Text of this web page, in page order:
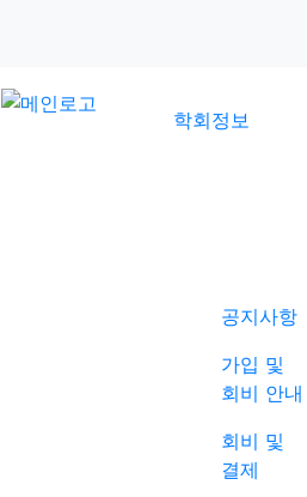
학회정보
공지사항
가입 및
회비 안내
회비 및
결제